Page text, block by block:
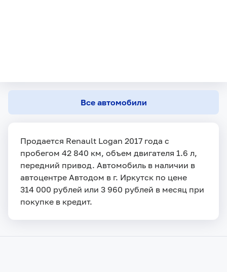
Все автомобили
Продается Renault Logan 2017 года с
пробегом 42 840 км, объем двигателя 1.6 л,
передний привод. Автомобиль в наличии в
автоцентре Автодом в г. Иркутск по цене
314 000 рублей или 3 960 рублей в месяц при
покупке в кредит.